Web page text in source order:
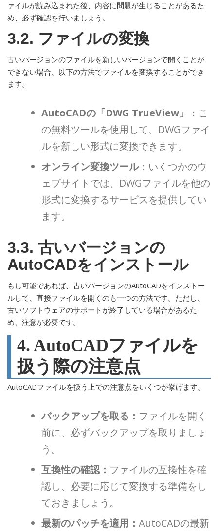
ァイルが読み込まれた後、内容に問題が生じることがあるた
め、必ず確認を行いましょう。
3.2. ファイルの変換
古いバージョンのファイルを新しいバージョンで開くことが
できない場合、以下の方法でファイルを変換することができ
ます。
AutoCADの「DWG TrueView」
：こ
の無料ツールを使用して、DWGファイ
ルを新しい形式に変換できます。
オンライン変換ツール：いくつかのウ
ェブサイトでは、DWGファイルを他の
形式に変換するサービスを提供してい
ます。
3.3. 古いバージョンの
AutoCADをインストール
もし可能であれば、古いバージョンのAutoCADをインストー
ルして、直接ファイルを開くのも一つの方法です。ただし、
古いソフトウェアのサポートが終了している場合があるた
め、注意が必要です。
4. AutoCADファイルを
扱う際の注意点
AutoCADファイルを扱う上での注意点をいくつか挙げます。
バックアップを取る： ファイルを開く
前に、必ずバックアップを取りましょ
う。
互換性の確認： ファイルの互換性を確
認し、必要に応じて変換する準備をし
ておきましょう。
最新のパッチを適用： AutoCADの最新